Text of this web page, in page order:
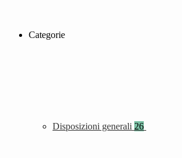
Categorie
Disposizioni generali 26